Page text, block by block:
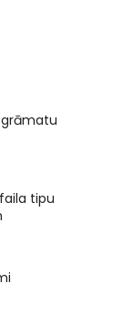
tipu